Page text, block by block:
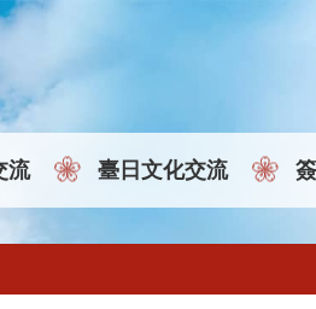
流 臺日文化交流